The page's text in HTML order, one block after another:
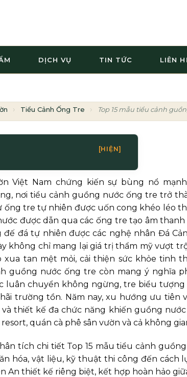
DỊCH VỤ TIN TỨC LIÊN
Tiểu Cảnh Ống Tre Top 15 mẫu tiểu cảnh
[HIỆN]
Việt Nam chứng kiến sự bùng nổ
nơi tiểu cảnh guồng nước ống tre trở
ống tre tự nhiên được uốn cong khéo léo
được dẫn qua các ống tre tạo âm
đá tự nhiên được các nghệ nhân Đá
không chỉ mang lại giá trị thẩm mỹ vượt
tan mệt mỏi, cải thiện sức khỏe tinh
guồng nước ống tre còn mang ý nghĩa
luân chuyển không ngừng, tre biểu tượng
trường tồn. Năm nay, xu hướng ưu tiên
thiết kế đa chức năng khiến guồng
quán cà phê sân vườn và cả không
tích chi tiết Top 15 mẫu tiểu cảnh
hóa, vật liệu, kỹ thuật thi công đến cách
An thiết kế riêng biệt, kết hợp hoàn hảo